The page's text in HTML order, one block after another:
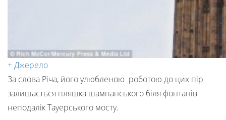
+ Джерело
За слова Річа, його улюбленою роботою до цих пір
залишається пляшка шампанського біля фонтанів
неподалік Тауерського мосту.